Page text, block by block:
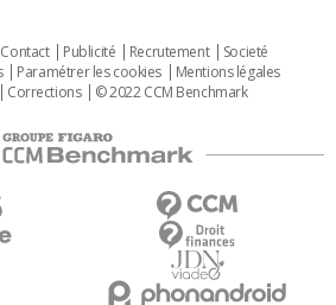
Contact Publicité Recrutement
Societé
Paramétrer les cookies
Mentions légales
Corrections © 2022 CCM Benchmark